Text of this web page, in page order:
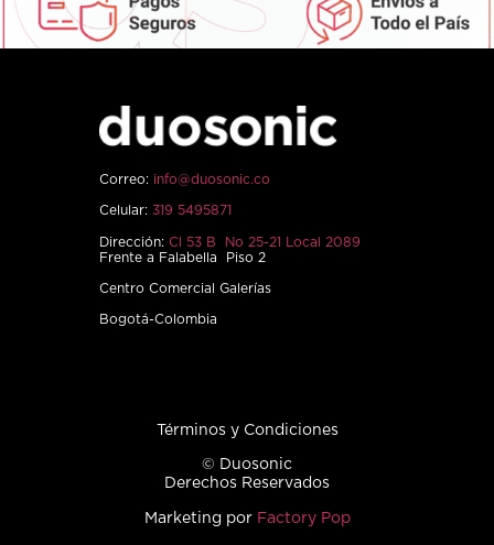
Correo: info@duosonic.co
Celular: 319 5495871
Dirección: Cl 53 B No 25-21 Local 2089
Frente a Falabella Piso 2
Centro Comercial Galerías
Bogotá-Colombia
Términos y Condiciones
© Duosonic
Derechos Reservados
Marketing por Factory Pop